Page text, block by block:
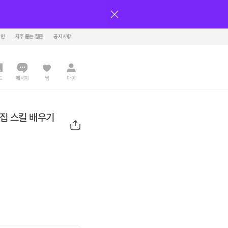
자주 묻는 질문 공지사항
메시지 찜 마이
스킬 배우기